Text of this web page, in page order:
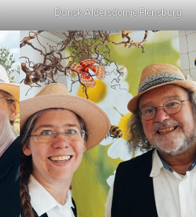
Dansk Aldersdomje Flensburg